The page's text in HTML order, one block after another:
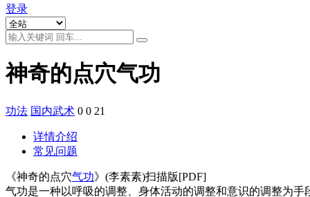
登录
神奇的点穴气功
功法 国内武术 0 0 21
详情介绍
常见问题
《神奇的点穴气功》(李素素)扫描版[PDF]
气功是一种以呼吸的调整、身体活动的调整和意识的调整为手